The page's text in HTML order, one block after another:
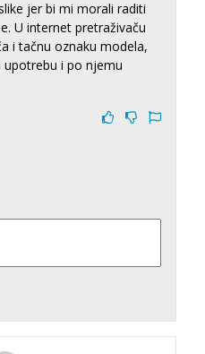
jer bi mi morali raditi
U internet pretraživaču
i tačnu oznaku modela,
upotrebu i po njemu